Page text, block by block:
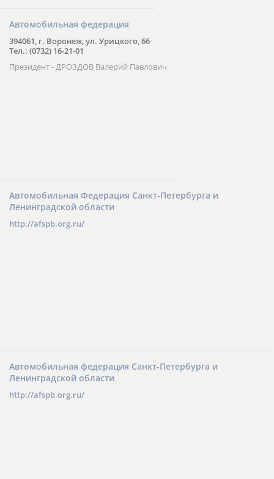
Автомобильная федерация
394061, г. Воронеж, ул. Урицкого, 66
Тел.: (0732) 16-21-01
Президент - ДРОЗДОВ Валерий Павлович
Автомобильная Федерация Санкт-Петербурга и
Ленинградской области
http://afspb.org.ru/
Автомобильная федерация Санкт-Петербурга и
Ленинградской области
http://afspb.org.ru/